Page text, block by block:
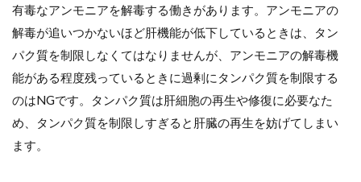
有毒なアンモニアを解毒する働きがあります。アンモニアの
解毒が追いつかないほど肝機能が低下しているときは、タン
パク質を制限しなくてはなりませんが、アンモニアの解毒機
能がある程度残っているときに過剰にタンパク質を制限する
のはNGです。タンパク質は肝細胞の再生や修復に必要なた
め、タンパク質を制限しすぎると肝臓の再生を妨げてしまい
ます。